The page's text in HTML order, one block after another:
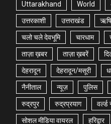
Uttarakhand World
उत्तरकाशी उत्तराखंड
चलो चले देवभूमि चारधाम
ताज़ा ख़बर ताज़ा ख़बरें
देहरादून देहरादून/मसूरी
नैनीताल न्यूज़ पुलिस
रुद्रपुर रुद्रप्रयाग वर्ल्ड
सोशल मीडिया वायरल हरिद्वार